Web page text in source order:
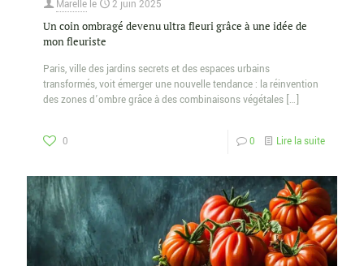
Marelle le 2 juin 2025
Un coin ombragé devenu ultra fleuri grâce à une idée de
mon fleuriste
Paris, ville des jardins secrets et des espaces urbains
transformés, voit émerger une nouvelle tendance : la réinvention
des zones d’ombre grâce à des combinaisons végétales […]
0 0 Lire la suite